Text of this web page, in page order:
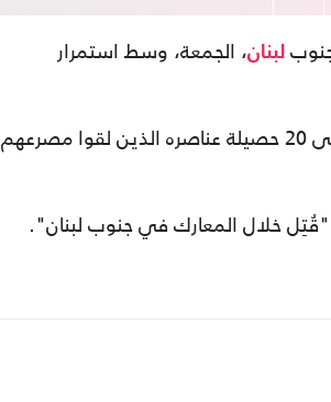
لبنان، الجمعة، وسط استمرار
وأعلن الجيش الجمعة مقتل أحد جنوده في جنوب لبنان، ما يرفع إلى 20 حصيلة عناصره الذين لقوا مصرعهم